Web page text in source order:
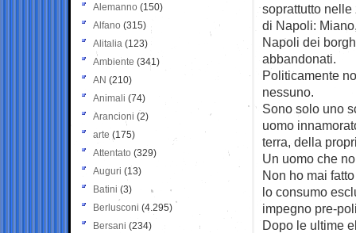
soprattutto
di Napoli:
Napoli dei
abbandonati.
Politicamente
nessuno.
Sono solo uno
uomo
terra, della
Un uomo che
Non ho mai
lo consumo
impegno pre-
Dopo le ultime
Alemanno (150)
Alfano (315)
Alitalia (123)
Ambiente (341)
AN (210)
Animali (74)
Arancioni (2)
arte (175)
Attentato (329)
Auguri (13)
Batini (3)
Berlusconi (4.295)
Bersani (234)